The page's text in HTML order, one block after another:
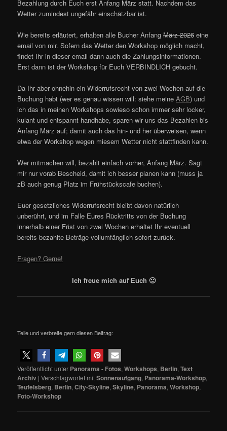
Bezahlung durch Euch erst Anfang März statt. Nachdem das
Wetter zumindest ungefähr einschätzbar ist.
Wie bereits erläutert, erhalten alle Bucher AnfangMärz 2026 eine
email von mir. Sofern das Wetter den Workshop möglich macht,
findet Ihr in dieser email dann auch die Zahlungsinformationen.
Erst dann ist der Workshop für Euch VERBINDLICH gebucht.
Da Ihr aber ohnehin ein Widerrufsrecht von zwei Wochen auf die
Buchung habt (wer es genau wissen will: siehe meineAGB) und
ich das in meinen Workshops sowieso schon immer sehr locker,
kulant und entspannt handhabe, sparen wir uns das Bezahlen bis
Anfang März auf; damit auch das hin- und her überweisen, wenn
etwa der Workshop wegen miesem Wetter nicht stattfinden kann.
Wer mitmachen will, bezahlt einfach vorher, Anfang März. Sagt
mir nur vorab Bescheid, damit ich besser planen kann (muss ja
zB auch genug Platz im Frühstückscafe buchen).
Euer gesetzliches Widerrufsrecht bleibt davon natürlich
unberührt, und im Falle Eures Rücktritts von der Buchung
innerhalb einer Frist von zwei Wochen erhaltet Ihr eventuell
bereits bezahlte Beträge vollumfänglich sofort zurück.
Fragen? Gerne!
Ich freue mich auf Euch 🙂
Teile und verbreite gern diesen Beitrag:
Veröffentlicht unter Panorama - Fotos,Workshops, Berlin,Text
Archiv |Verschlagwortet mitSonnenaufgang, Panorama-Workshop,
Teufelsberg, Berlin,City-Skyline,Skyline, Panorama,Workshop,
Foto-Workshop